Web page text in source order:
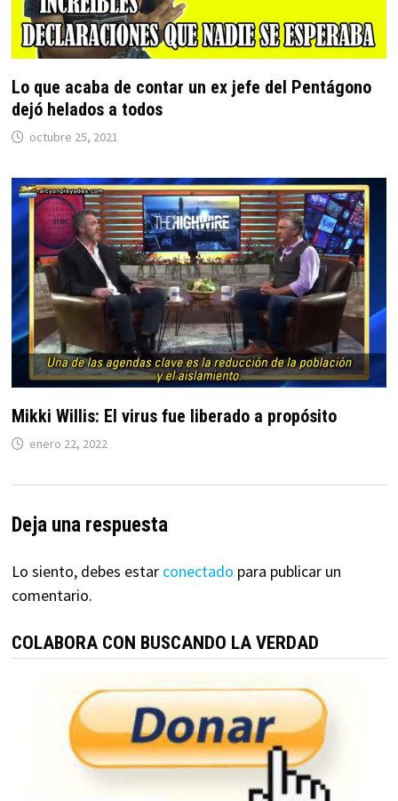
Lo que acaba de contar un ex jefe del Pentágono
dejó helados a todos
octubre 25, 2021
Mikki Willis: El virus fue liberado a propósito
enero 22, 2022
Deja una respuesta
Lo siento, debes estar conectado para publicar un
comentario.
COLABORA CON BUSCANDO LA VERDAD